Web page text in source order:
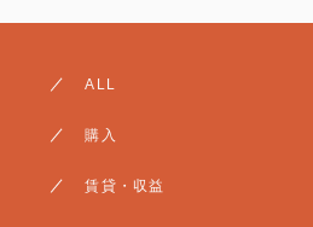
ALL
購入
賃貸・収益